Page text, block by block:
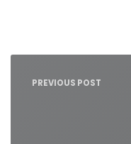
Nawigacja
PREVIOUS POST